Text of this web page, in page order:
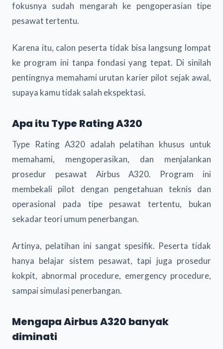
fokusnya sudah mengarah ke pengoperasian tipe
pesawat tertentu.
Karena itu, calon peserta tidak bisa langsung lompat
ke program ini tanpa fondasi yang tepat. Di sinilah
pentingnya memahami urutan karier pilot sejak awal,
supaya kamu tidak salah ekspektasi.
Apa itu Type Rating A320
Type Rating A320 adalah pelatihan khusus untuk
memahami, mengoperasikan, dan menjalankan
prosedur pesawat Airbus A320. Program ini
membekali pilot dengan pengetahuan teknis dan
operasional pada tipe pesawat tertentu, bukan
sekadar teori umum penerbangan.
Artinya, pelatihan ini sangat spesifik. Peserta tidak
hanya belajar sistem pesawat, tapi juga prosedur
kokpit, abnormal procedure, emergency procedure,
sampai simulasi penerbangan.
Mengapa Airbus A320 banyak
diminati